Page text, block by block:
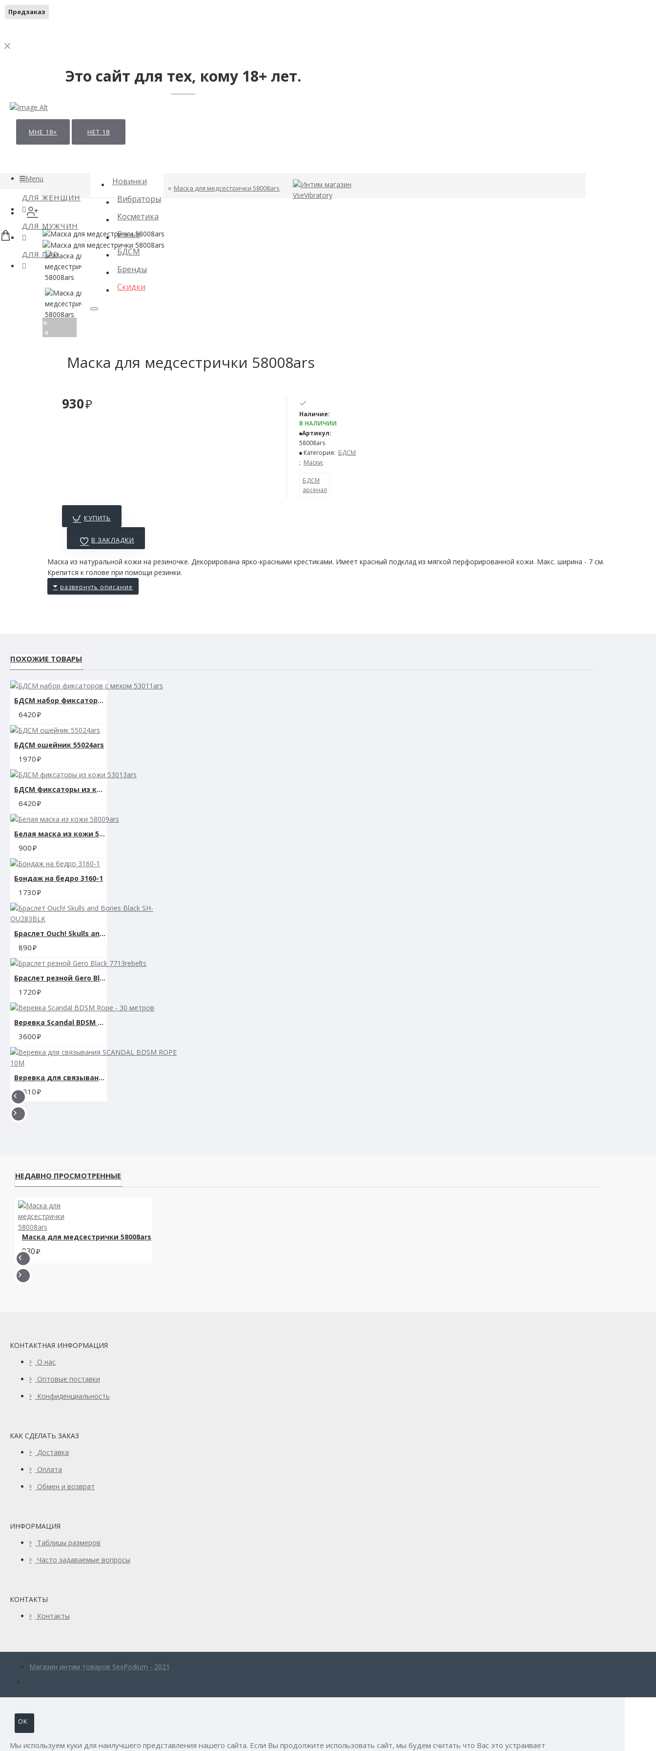
Это сайт для тех, кому 18+ лет.
МНЕ 18+ НЕТ 18
Menu
ДЛЯ ЖЕНЩИН
ДЛЯ МУЖЧИН
ДЛЯ ПАР
Новинки
Вибраторы
Косметика
Белье
БДСМ
Бренды
Скидки
Маска для медсестрички 58008ars
Маска для медсестрички 58008ars
930
Наличие:
В НАЛИЧИИ
Артикул:
58008ars
Категория: БДСМ
; Маски;
БДСМ
арсенал
КУПИТЬ
В ЗАКЛАДКИ
Маска из натуральной кожи на резиночке. Декорирована ярко-красными крестиками. Имеет красный подклад из мягкой перфорированной кожи. Макс. ширина - 7 см.
Крепится к голове при помощи резинки.
ПОХОЖИЕ ТОВАРЫ
БДСМ набор фиксаторов с мехом 53011ars
6420
БДСМ ошейник 55024ars
1970
БДСМ фиксаторы из кожи 53013ars
6420
Белая маска из кожи 58009ars
900
Бондаж на бедро 3160-1
1730
Предзаказ
Браслет Ouch! Skulls and Bones Black SH-OU283BLK
890
Браслет резной Gero Black 7713rebelts
1720
Веревка Scandal BDSM Rope - 30 метров
3600
Веревка для связывания SCANDAL BDSM ROPE 10M
1810
НЕДАВНО ПРОСМОТРЕННЫЕ
Маска для медсестрички 58008ars
930
КОНТАКТНАЯ ИНФОРМАЦИЯ
О нас
Оптовые поставки
Конфиденциальность
КАК СДЕЛАТЬ ЗАКАЗ
Доставка
Оплата
Обмен и возврат
ИНФОРМАЦИЯ
Таблицы размеров
Часто задаваемые вопросы
КОНТАКТЫ
Контакты
Магазин интим товаров SexPodium - 2021
OK
Мы используем куки для наилучшего представления нашего сайта. Если Вы продолжите использовать сайт, мы будем считать что Вас это устраивает